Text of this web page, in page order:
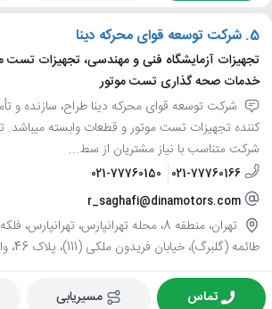
5. شرکت توسعه قوای محرکه دینا
تجهیزات آزمایشگاه فنی و مهندسی، تجهیزات تست
خدمات صحه گذاری تست موتور
شرکت توسعه قوای محرکه دینا طراح، سازنده و
کننده تجهیزات تست موتور و قطعات وابسته
شرکت متناسب با نیاز مشتریان از سط...
021-77760166
021-77760150
r_saghafi@dinamotors.com
تهران، منطقه 8، محله تهرانپارس،
طائمه (گلبرگ)، خیابان فریدون ملکی (111)، پلاک 46، واحد 4
تماس مسیریابی